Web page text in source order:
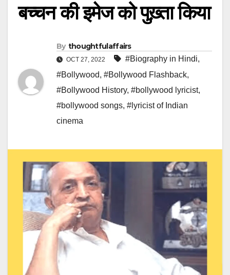
बच्चन की इमेज को पुख़्ता किया
By thoughtfulaffairs
OCT 27, 2022 #Biography in Hindi,
#Bollywood, #Bollywood Flashback,
#Bollywood History, #bollywood lyricist,
#bollywood songs, #lyricist of Indian
cinema